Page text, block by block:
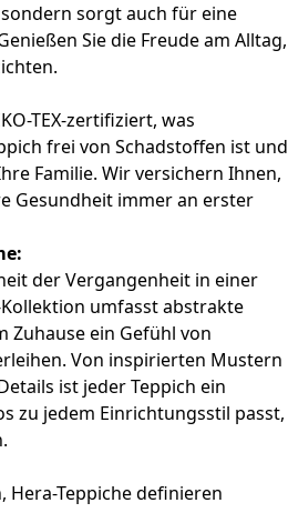
sorgt auch für eine
Sie die Freude am Alltag,
TEX-zertifiziert, was
frei von Schadstoffen ist und
Familie. Wir versichern Ihnen,
Gesundheit immer an erster
der Vergangenheit in einer
umfasst abstrakte
Zuhause ein Gefühl von
Von inspirierten Mustern
ist jeder Teppich ein
zu jedem Einrichtungsstil passt,
Hera-Teppiche definieren